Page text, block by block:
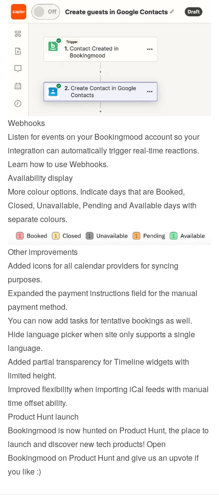
Webhooks
Listen for events on your Bookingmood account so your
integration can automatically trigger real-time reactions.
Learn how to use Webhooks.
Availability display
More colour options. Indicate days that are Booked,
Closed, Unavailable, Pending and Available days with
separate colours.
Other improvements
Added icons for all calendar providers for syncing
purposes.
Expanded the payment instructions field for the manual
payment method.
You can now add tasks for tentative bookings as well.
Hide language picker when site only supports a single
language.
Added partial transparency for Timeline widgets with
limited height.
Improved flexibility when importing iCal feeds with manual
time offset ability.
Product Hunt launch
Bookingmood is now hunted on Product Hunt, the place to
launch and discover new tech products! Open
Bookingmood on Product Hunt and give us an upvote if
you like :)